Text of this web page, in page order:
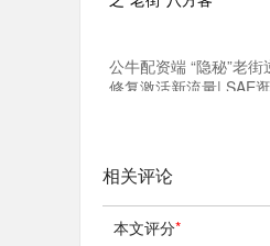
公牛配资端 “隐秘”老
修复激活新流量| SAE
相关评论
本文评分*